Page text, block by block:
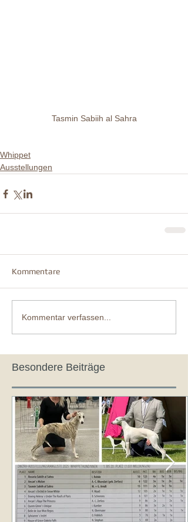
Tasmin Sabiih al Sahra
Whippet
Ausstellungen
Kommentare
Kommentar verfassen...
Besondere Beiträge